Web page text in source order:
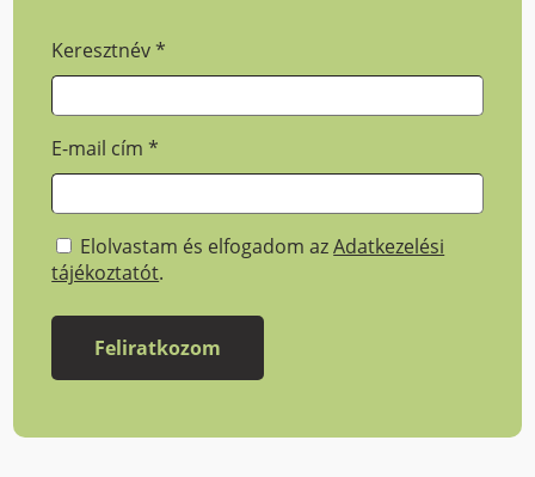
Keresztnév*
E-mail cím*
Elolvastam és elfogadom azAdatkezelési
tájékoztatót.